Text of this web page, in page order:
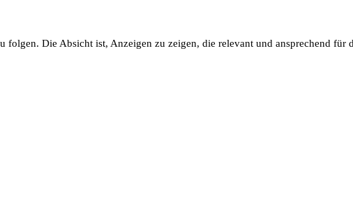
folgen. Die Absicht ist, Anzeigen zu zeigen, die relevant und ansprechend